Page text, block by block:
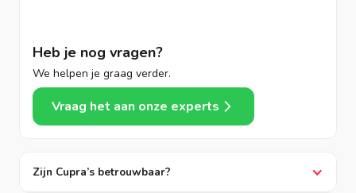
Heb je nog vragen?
We helpen je graag verder.
Vraag het aan onze experts
Zijn Cupra’s betrouwbaar?